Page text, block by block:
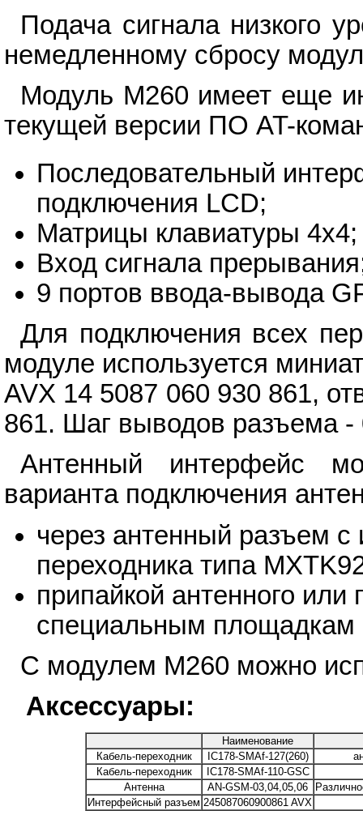
Подача сигнала низкого
немедленному сбросу
Модуль M260 имеет еще
текущей версии ПО AT-
Последовательный
подключения LCD;
Матрицы клавиатуры 4х4;
Вход сигнала
9 портов ввода-вывода
Для подключения всех
модуле используется
AVX 14 5087 060 930 861,
861. Шаг выводов разъема
Антенный интерфейс
варианта подключения
через антенный разъем с
переходника типа
припайкой антенного или
специальным площадкам
С модулем M260 можно
Аксессуары:
Наименование
Кабель-переходник
IC178-SMAf-127(260)
Кабель-переходник
IC178-SMAf-110-GSC
Антенна
AN-GSM-03,04,05,06
Интерфейсный разъем 245087060900861 AVX